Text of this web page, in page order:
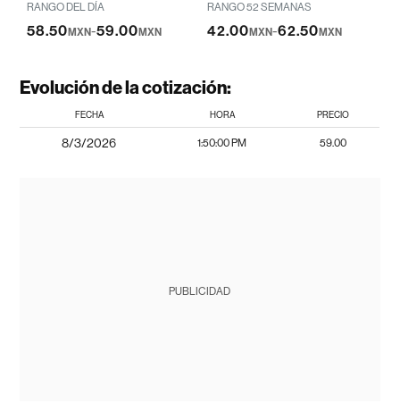
RANGO DEL DÍA
58.50MXN-59.00MXN
RANGO 52 SEMANAS
42.00 MXN-62.50 MXN
Evolución de la cotización:
FECHA HORA PRECIO
8/3/2026 1:50:00 PM 59.00
PUBLICIDAD